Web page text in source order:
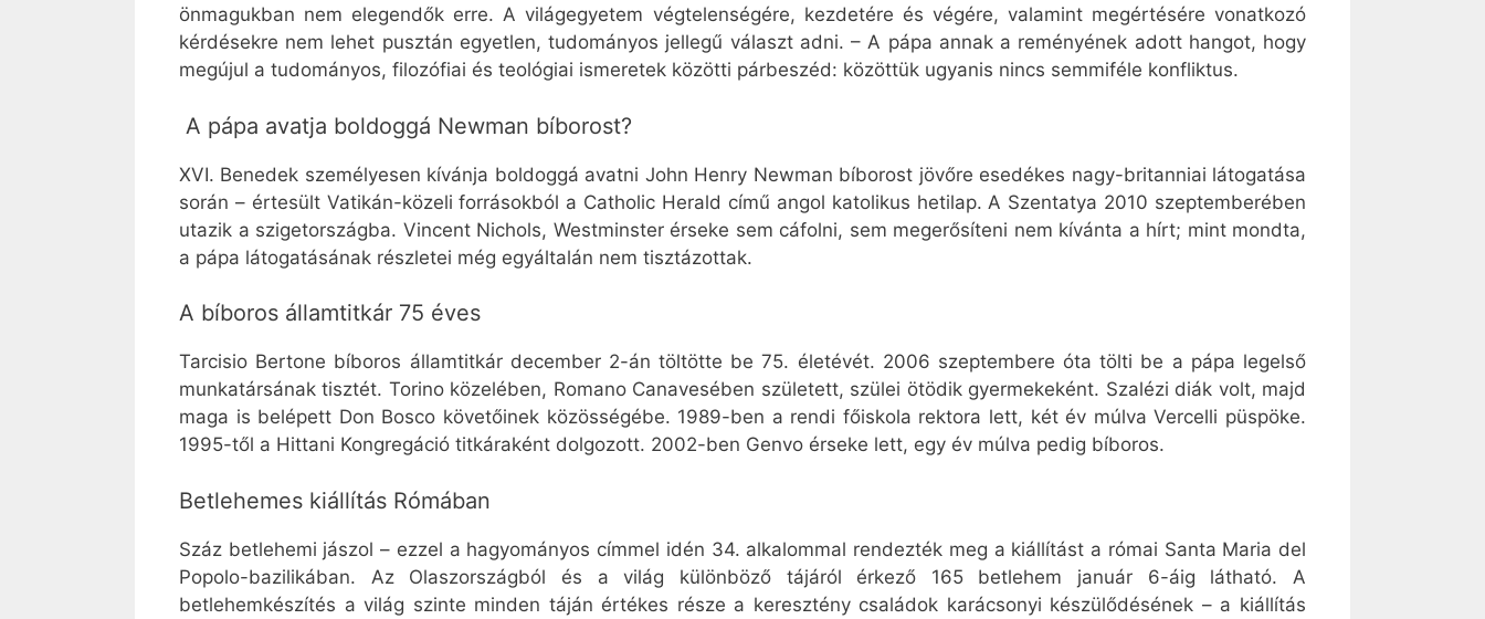
önmagukban nem elegendők erre. A világegyetem végtelenségére, kezdetére és végére, valamint megértésére vonatkozó
kérdésekre nem lehet pusztán egyetlen, tudományos jellegű választ adni. – A pápa annak a reményének adott hangot, hogy
megújul a tudományos, filozófiai és teológiai ismeretek közötti párbeszéd: közöttük ugyanis nincs semmiféle konfliktus.
A pápa avatja boldoggá Newman bíborost?
XVI. Benedek személyesen kívánja boldoggá avatni John Henry Newman bíborost jövőre esedékes nagy-britanniai látogatása
során – értesült Vatikán-közeli forrásokból a Catholic Herald című angol katolikus hetilap. A Szentatya 2010 szeptemberében
utazik a szigetországba. Vincent Nichols, Westminster érseke sem cáfolni, sem megerősíteni nem kívánta a hírt; mint mondta,
a pápa látogatásának részletei még egyáltalán nem tisztázottak.
A bíboros államtitkár 75 éves
Tarcisio Bertone bíboros államtitkár december 2-án töltötte be 75. életévét. 2006 szeptembere óta tölti be a pápa legelső
munkatársának tisztét. Torino közelében, Romano Canavesében született, szülei ötödik gyermekeként. Szalézi diák volt, majd
maga is belépett Don Bosco követőinek közösségébe. 1989-ben a rendi főiskola rektora lett, két év múlva Vercelli püspöke.
1995-től a Hittani Kongregáció titkáraként dolgozott. 2002-ben Genvo érseke lett, egy év múlva pedig bíboros.
Betlehemes kiállítás Rómában
Száz betlehemi jászol – ezzel a hagyományos címmel idén 34. alkalommal rendezték meg a kiállítást a római Santa Maria del
Popolo-bazilikában. Az Olaszországból és a világ különböző tájáról érkező 165 betlehem január 6-áig látható. A
betlehemkészítés a világ szinte minden táján értékes része a keresztény családok karácsonyi készülődésének – a kiállítás